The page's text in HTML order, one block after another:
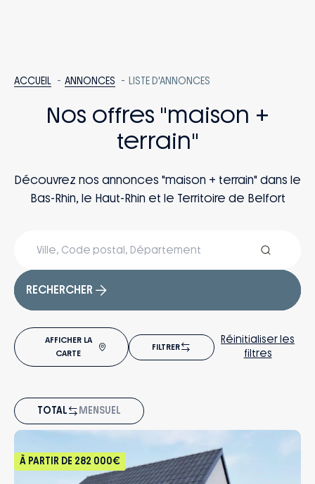
ACCUEIL ANNONCES LISTE D'ANNONCES
Nos offres "maison +
terrain"
Découvrez nos annonces "maison + terrain" dans le
Bas-Rhin, le Haut-Rhin et le Territoire de Belfort
RECHERCHER
AFFICHER LA
CARTE
FILTRER
Réinitialiser les
filtres
TOTAL MENSUEL
À PARTIR DE 282 000€